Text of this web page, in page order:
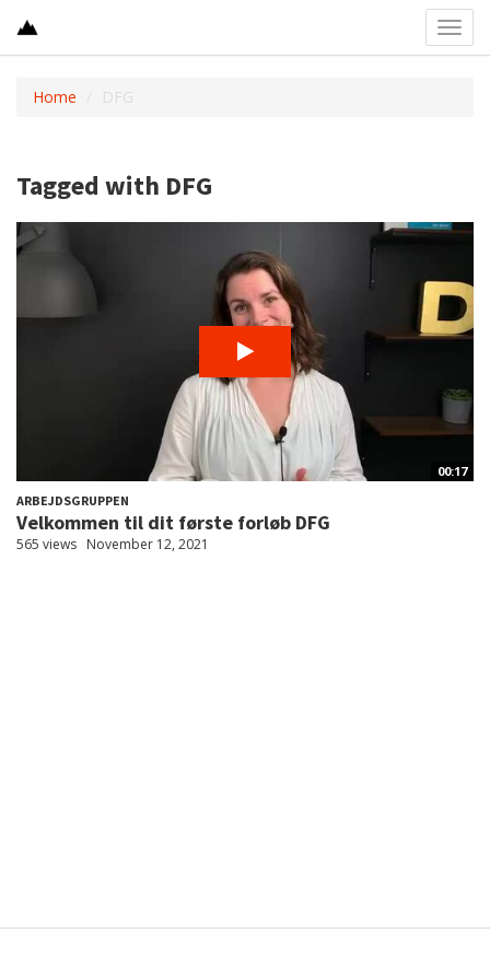
Home DFG
Tagged with DFG
00:17
ARBEJDSGRUPPEN
Velkommen til dit første forløb DFG
565 views November 12, 2021